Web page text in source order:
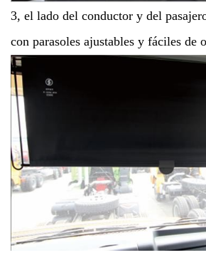
3, el lado del conductor y del
con parasoles ajustables y fáciles de